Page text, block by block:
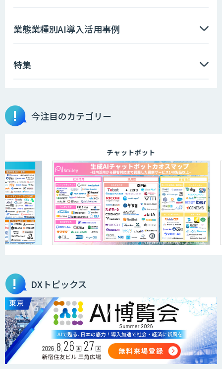
AI価格調査ツールSmapra
埋もれた知見を再利用可能なデータ資産
に整備「KIBIT Libria」
異常検知AI
需要予測＋業務最適化AIシステム
『KISS』
QANT VoC
m2view
業態業種別AI導入活用事例
特集
今注目のカテゴリー
チャットボット
DXトピックス